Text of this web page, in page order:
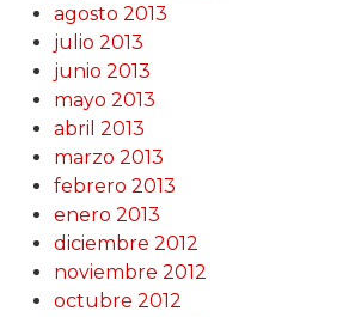
agosto 2013
julio 2013
junio 2013
mayo 2013
abril 2013
marzo 2013
febrero 2013
enero 2013
diciembre 2012
noviembre 2012
octubre 2012